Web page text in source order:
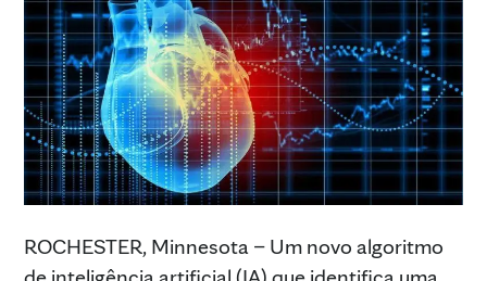
ROCHESTER, Minnesota – Um novo algoritmo